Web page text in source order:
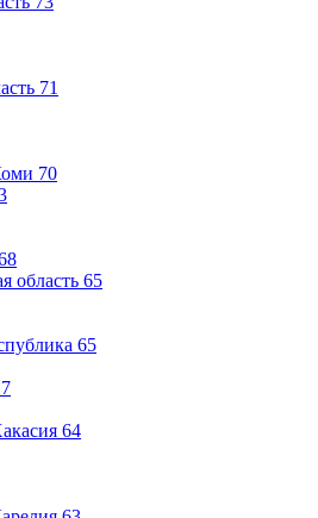
71
70
область 65
65
7
64